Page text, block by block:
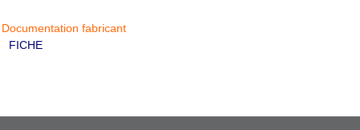
Documentation fabricant
FICHE